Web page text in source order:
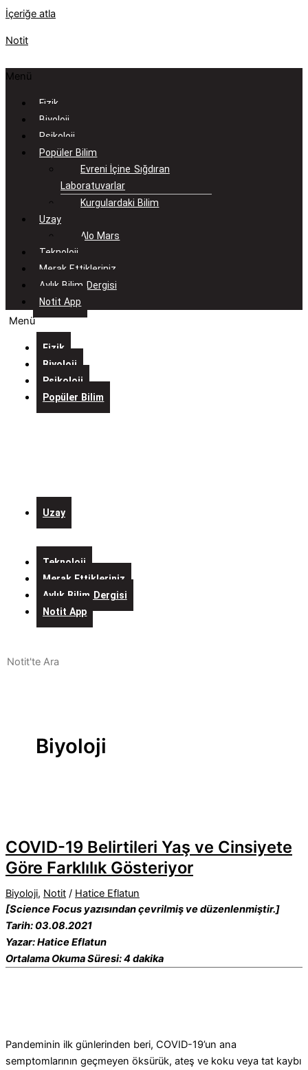
İçeriğe atla
Notit
Menü
Fizik
Biyoloji
Psikoloji
Popüler Bilim
Evreni İçine Sığdıran
Laboratuvarlar
Kurgulardaki Bilim
Uzay
Alo Mars
Teknoloji
Merak Ettikleriniz
Aylık Bilim Dergisi
Notit App
Menü
Fizik
Biyoloji
Psikoloji
Popüler Bilim
Evreni
Bilim
Uzay
Alo
Mars
Teknoloji
Merak Ettikleriniz
Aylık Bilim Dergisi
Notit App
Biyoloji
COVID-19 Belirtileri Yaş ve Cinsiyete
Göre Farklılık Gösteriyor
Biyoloji, Notit / Hatice Eflatun
[Science Focus yazısından çevrilmiş ve düzenlenmiştir.]
Tarih: 03.08.2021
Yazar: Hatice Eflatun
Ortalama Okuma Süresi: 4 dakika
Pandeminin ilk günlerinden beri, COVID-19’un ana
semptomlarının geçmeyen öksürük, ateş ve koku veya tat kaybı